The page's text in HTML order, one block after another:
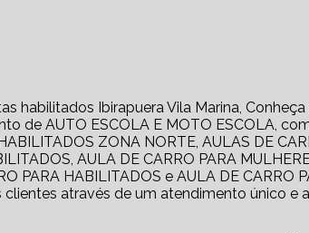
habilitados Ibirapuera Vila Marina,
de AUTO ESCOLA E MOTO ESCOLA,
ZONA NORTE, AULAS DE
AULA DE CARRO PARA
PARA HABILITADOS e AULA DE CARRO
através de um atendimento único e